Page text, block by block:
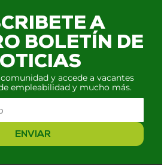
A
BOLETÍN DE
y accede a vacantes
empleabilidad y mucho más.
ENVIAR